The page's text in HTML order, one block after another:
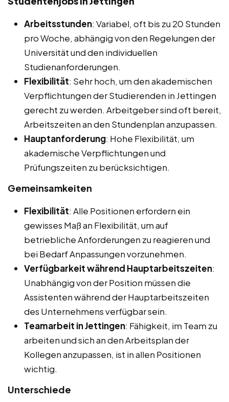
Arbeitsstunden: Variabel, oft bis zu 20 Stunden
pro Woche, abhängig von den Regelungen der
Universität und den individuellen
Studienanforderungen.
Flexibilität: Sehr hoch, um den akademischen
Verpflichtungen der Studierenden in Jettingen
gerecht zu werden. Arbeitgeber sind oft bereit,
Arbeitszeiten an den Stundenplan anzupassen.
Hauptanforderung: Hohe Flexibilität, um
akademische Verpflichtungen und
Prüfungszeiten zu berücksichtigen.
Gemeinsamkeiten
Flexibilität: Alle Positionen erfordern ein
gewisses Maß an Flexibilität, um auf
betriebliche Anforderungen zu reagieren und
bei Bedarf Anpassungen vorzunehmen.
Verfügbarkeit während Hauptarbeitszeiten:
Unabhängig von der Position müssen die
Assistenten während der Hauptarbeitszeiten
des Unternehmens verfügbar sein.
Teamarbeit in Jettingen: Fähigkeit, im Team zu
arbeiten und sich an den Arbeitsplan der
Kollegen anzupassen, ist in allen Positionen
wichtig.
Unterschiede